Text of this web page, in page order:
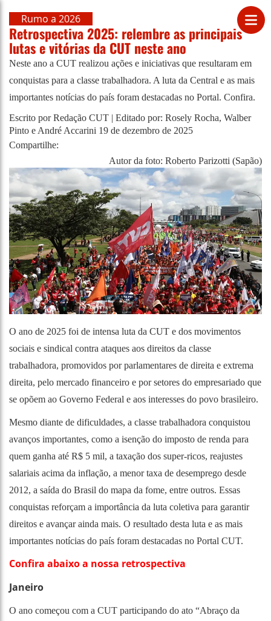
Rumo a 2026
Retrospectiva 2025: relembre as principais
lutas e vitórias da CUT neste ano
Neste ano a CUT realizou ações e iniciativas que resultaram em
conquistas para a classe trabalhadora. A luta da Central e as mais
importantes notícias do país foram destacadas no Portal. Confira.
Escrito por Redação CUT | Editado por: Rosely Rocha, Walber
Pinto e André Accarini 19 de dezembro de 2025
Compartilhe:
Autor da foto: Roberto Parizotti (Sapão)
O ano de 2025 foi de intensa luta da CUT e dos movimentos
sociais e sindical contra ataques aos direitos da classe
trabalhadora, promovidos por parlamentares de direita e extrema
direita, pelo mercado financeiro e por setores do empresariado que
se opõem ao Governo Federal e aos interesses do povo brasileiro.
Mesmo diante de dificuldades, a classe trabalhadora conquistou
avanços importantes, como a isenção do imposto de renda para
quem ganha até R$ 5 mil, a taxação dos super-ricos, reajustes
salariais acima da inflação, a menor taxa de desemprego desde
2012, a saída do Brasil do mapa da fome, entre outros. Essas
conquistas reforçam a importância da luta coletiva para garantir
direitos e avançar ainda mais. O resultado desta luta e as mais
importantes notícias do país foram destacadas no Portal CUT.
Confira abaixo a nossa retrospectiva
Janeiro
O ano começou com a CUT participando do ato “Abraço da